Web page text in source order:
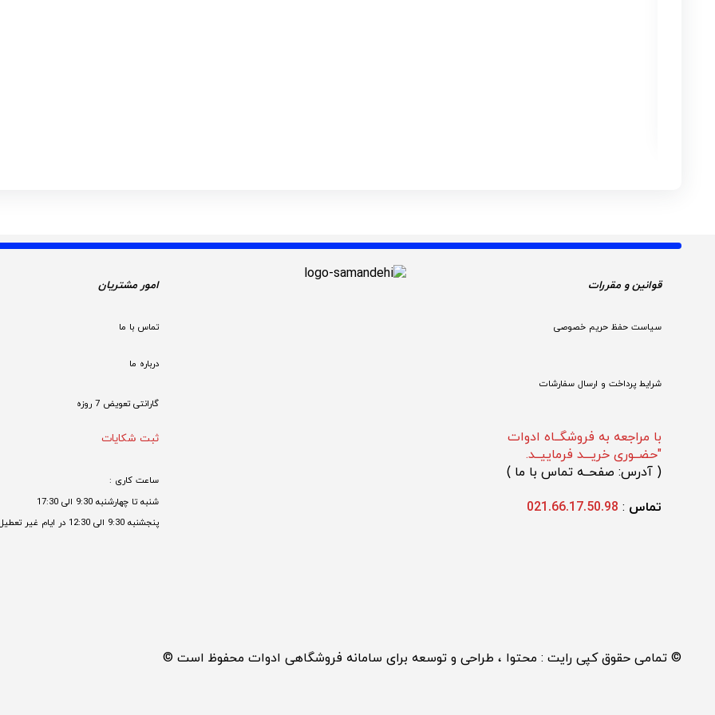
قوانین و مقررات
سیاست حفظ حریم خصوصی
شرایط پرداخت و ارسال سفارشات
با مراجعه به فروشگــاه ادوات
"حضــوری خریـــد فرماییــد.
( آدرس: صفحــه تماس با ما )
تماس :
021.66.17.50.98
امور مشتریان
تماس با ما
درباره ما
گارانتی تعویض 7 روزه
ثبت شکایات
ساعت کاری :
شنبه تا چهارشنبه 9:30 الی 17:30
پنجشنبه 9:30 الی 12:30 در ایام غیر تعطیل
© تمامی حقوق کپی رایت : محتوا ، طراحی و توسعه برای سامانه فروشگاهی ادوات محفوظ است ©